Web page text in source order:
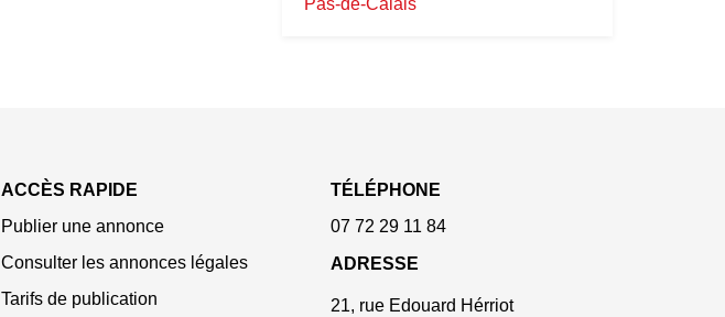
Pas-de-Calais
ACCÈS RAPIDE
Publier une annonce
Consulter les annonces légales
Tarifs de publication
TÉLÉPHONE
07 72 29 11 84
ADRESSE
21, rue Edouard Hérriot